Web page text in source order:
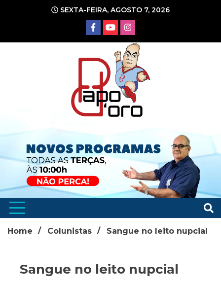
conteúdo
SEXTA-FEIRA, AGOSTO 7, 2026
Home Colunistas Sangue no leito nupcial
Sangue no leito nupcial